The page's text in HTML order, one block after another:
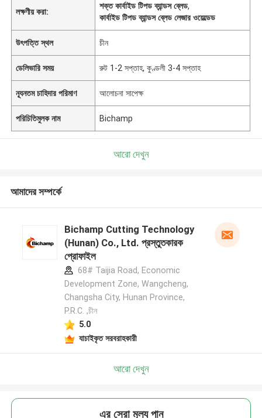
লক্ষণীয় করা:
শক্ত কার্বাইড টিপড ব্যান্ডস ব্লেড,
কার্বাইড টিপড ব্যান্ডস ব্লেড লেজার ওয়েল্ডেড
উৎপত্তি স্থল চীন
ডেলিভারি সময় রুট 1-2 সপ্তাহ, কুণ্ডলী 3-4 সপ্তাহ
ন্যূনতম চাহিদার পরিমাণ আলোচনা সাপেক্ষ
পরিচিতিমুলক নাম Bichamp
আরো দেখুন
আমাদের সম্পর্কে
Bichamp Cutting Technology
(Hunan) Co., Ltd. প্রস্তুতকারক
প্রোফাইল
68# Taijia Road, Economic
Development Zone, Wangcheng,
Changsha City, Hunan Province,
P.R.C. ,চীন
5.0
যাচাইকৃত সরবরাহকারী
আরো দেখুন
এর সেরা মূল্য পান